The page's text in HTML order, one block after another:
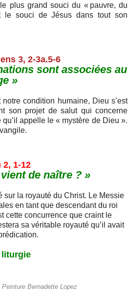
plus grand souci du « pauvre, du
le souci de Jésus dans tout son
3, 2-3a.5-6
sont associées au
»
condition humaine, Dieu s’est
son projet de salut qui concerne
appelle le « mystère de Dieu ».
1-12
de naître ? »
sur la royauté du Christ. Le Messie
en tant que descendant du roi
cette concurrence que craint le
sa véritable royauté qu’il avait
Bernadette Lopez